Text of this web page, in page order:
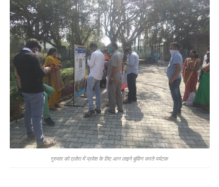
गुरुवार को एलोरा में प्रवेश के लिए आन लाइने बुकिंग करते पर्यटक